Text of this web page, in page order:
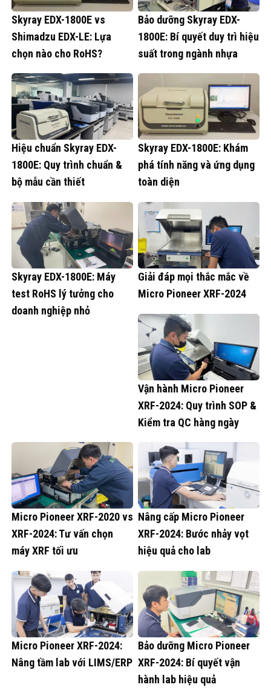
Skyray EDX-1800E vs
Shimadzu EDX-LE: Lựa
chọn nào cho RoHS?
Bảo dưỡng Skyray EDX-
1800E: Bí quyết duy trì hiệu
suất trong ngành nhựa
Hiệu chuẩn Skyray EDX-
1800E: Quy trình chuẩn &
bộ mẫu cần thiết
Skyray EDX-1800E: Khám
phá tính năng và ứng dụng
toàn diện
Skyray EDX-1800E: Máy
test RoHS lý tưởng cho
doanh nghiệp nhỏ
Giải đáp mọi thắc mắc về
Micro Pioneer XRF-2024
Vận hành Micro Pioneer
XRF-2024: Quy trình SOP &
Kiểm tra QC hàng ngày
Micro Pioneer XRF-2020 vs
XRF-2024: Tư vấn chọn
máy XRF tối ưu
Nâng cấp Micro Pioneer
XRF-2024: Bước nhảy vọt
hiệu quả cho lab
Micro Pioneer XRF-2024:
Nâng tầm lab với LIMS/ERP
Bảo dưỡng Micro Pioneer
XRF-2024: Bí quyết vận
hành lab hiệu quả